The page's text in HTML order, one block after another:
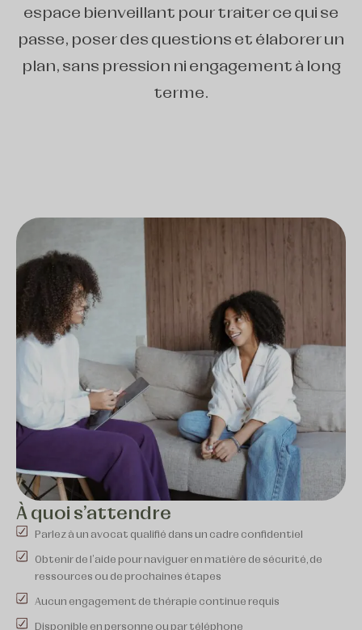
espace bienveillant pour traiter ce qui se
passe, poser des questions et élaborer un
plan, sans pression ni engagement à long
terme.
À quoi s'attendre
Parlez à un avocat qualifié dans un cadre confidentiel
Obtenir de l'aide pour naviguer en matière de sécurité, de
ressources ou de prochaines étapes
Aucun engagement de thérapie continue requis
Disponible en personne ou par téléphone